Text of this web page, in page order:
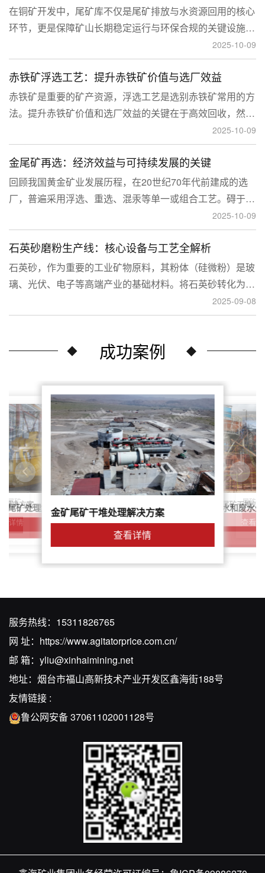
在铜矿开发中，尾矿库不仅是尾矿排放与水资源回用的核心
环节，更是保障矿山长期稳定运行与环保合规的关键设施。
然而，铜矿尾矿本身具有粒度细、水量大、化学活性强等特
性，使尾矿库在坝体稳定、防渗处理与排洪系统设计方面面
临更高技术挑战。
2025-10-09
赤铁矿浮选工艺：提升赤铁矿价值与选厂效益
赤铁矿是重要的矿产资源，浮选工艺是选别赤铁矿常用的方
法。提升赤铁矿价值和选厂效益的关键在于高效回收，然
而，赤铁矿往往存在嵌布粒度细、易泥化、存在高硅铝杂质
等特征。利用传统的浮选工艺进行处理会面临回收率低、精
矿品位不稳定、药剂成本高等问题。
2025-10-09
金尾矿再选：经济效益与可持续发展的关键
回顾我国黄金矿业发展历程，在20世纪70年代前建成的选
厂，普遍采用浮选、重选、混汞等单一或组合工艺。碍于当
时选矿工艺水平的限制，回收率普遍较低，大量细粒金、包
裹金或与特定矿物共生的金流失到尾矿中，造成了巨大的经
济损失。
2025-10-09
石英砂磨粉生产线：核心设备与工艺全解析
石英砂，作为重要的工业矿物原料，其粉体（硅微粉）是玻
璃、光伏、电子等高端产业的基础材料。将石英砂转化为高
附加值的粉体，离不开一套专业的石英砂磨粉成套设备。本
文将从设备、工艺到应用，为您全面解析这条生产线。
2025-09-08
成功案例
尾矿
解决方案
详情
尾矿处理解决方案简介金矿尾矿干堆处理解决方案
查看详情
鑫海尾矿处理系统：尾矿水和废水
解决方案
针对稀土尾矿干堆处
查看
尾矿干
服务热线： 15311826765
网 址： https://www.agitatorprice.com.cn/
邮 箱： yliu@xinhaimining.net
地址：烟台市福山高新技术产业开发区鑫海街188号
友情链接 :
鲁公网安备 37061102001128号